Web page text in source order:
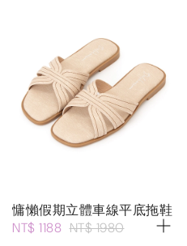
慵懶假期立體車線平底拖鞋
NT$ 1188 NT$ 1980